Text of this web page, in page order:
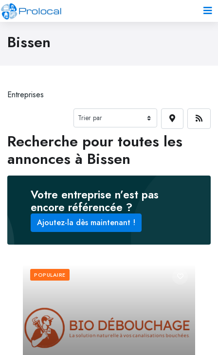
Bissen
Entreprises
Recherche pour toutes les
annonces à Bissen
Votre entreprise n’est pas
encore référencée ?
Ajoutez-la dès maintenant !
POPULAIRE